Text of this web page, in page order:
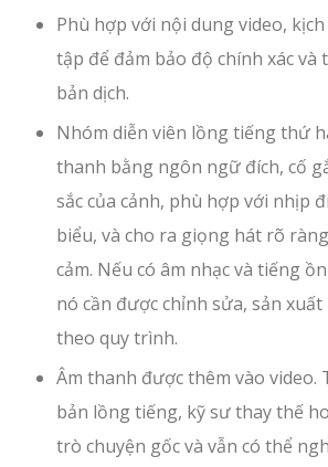
Phù hợp với nội dung video,
tập để đảm bảo độ chính xác và
bản dịch.
Nhóm diễn viên lồng tiếng thứ
thanh bằng ngôn ngữ đích, cố
sắc của cảnh, phù hợp với nhịp
biểu, và cho ra giọng hát rõ
cảm. Nếu có âm nhạc và tiếng
nó cần được chỉnh sửa, sản
theo quy trình.
Âm thanh được thêm vào video.
bản lồng tiếng, kỹ sư thay thế
trò chuyện gốc và vẫn có thể